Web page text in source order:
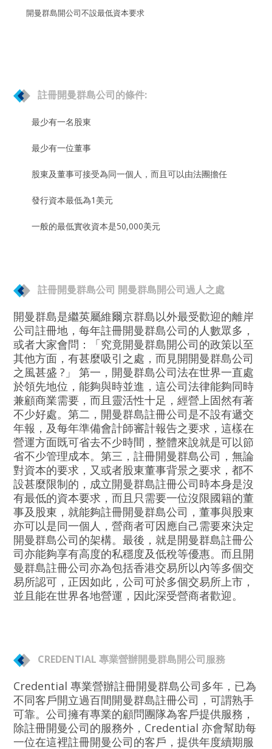
開曼群島開公司不設最低資本要求
註冊開曼群島公司的條件:
最少有一名股東
最少有一位董事
股東及董事可接受為同一個人，而且可以由法團擔任
發行資本最低為1美元
一般的最低實收資本是50,000美元
註冊開曼群島公司 開曼群島開公司過人之處
開曼群島是繼英屬維爾京群島以外最受歡迎的離岸
公司註冊地，每年註冊開曼群島公司的人數眾多，
或者大家會問：「究竟開曼群島開公司的政策以至
其他方面，有甚麼吸引之處，而見開開曼群島公司
之風甚盛 ?」 第一，開曼群島公司法在世界一直處
於領先地位，能夠與時並進，這公司法律能夠同時
兼顧商業需要，而且靈活性十足，經營上固然有著
不少好處。第二，開曼群島註冊公司是不設有遞交
年報，及每年準備會計師審計報告之要求，這樣在
營運方面既可省去不少時間，整體來說就是可以節
省不少管理成本。第三，註冊開曼群島公司，無論
對資本的要求，又或者股東董事背景之要求，都不
設甚麼限制的，成立開曼群島註冊公司時本身是沒
有最低的資本要求，而且只需要一位沒限國籍的董
事及股東，就能夠註冊開曼群島公司，董事與股東
亦可以是同一個人，營商者可因應自己需要來決定
開曼群島公司的架構。最後，就是開曼群島註冊公
司亦能夠享有高度的私穩度及低稅等優惠。而且開
曼群島註冊公司亦為包括香港交易所以內等多個交
易所認可，正因如此，公司可於多個交易所上市，
並且能在世界各地營運，因此深受營商者歡迎。
CREDENTIAL 專業營辦開曼群島開公司服務
Credential 專業營辦註冊開曼群島公司多年，已為
不同客戶開立過百間開曼群島註冊公司，可謂熟手
可靠。公司擁有專業的顧問團隊為客戶提供服務，
除註冊開曼公司的服務外，Credential 亦會幫助每
一位在這裡註冊開曼公司的客戶，提供年度續期服